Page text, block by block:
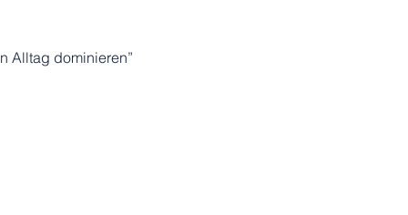
Alltag dominieren”